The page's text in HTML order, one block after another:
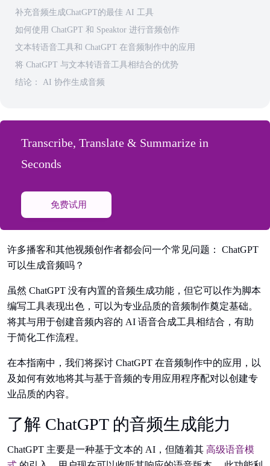
补充音频生成ChatGPT的最佳 AI 工具
如何使用 ChatGPT 和 Speaktor 进行音频创作
文本转语音工具和 ChatGPT 在音频制作中的应用
将 ChatGPT 与文本转语音工具相结合的优势
结论： AI 协作生成音频
Transcribe, Translate & Summarize in
Seconds
免费试用
许多播客和其他视频创作者都会问一个常见问题： ChatGPT
可以生成音频吗？
虽然 ChatGPT 没有内置的音频生成功能，但它可以作为脚本
编写工具表现出色，可以为专业品质的音频制作奠定基础。
将其与用于创建音频内容的 AI 语音合成工具相结合，有助
于简化工作流程。
在本指南中，我们将探讨 ChatGPT 在音频制作中的应用，以
及如何有效地将其与基于音频的专用应用程序配对以创建专
业品质的内容。
了解 ChatGPT 的音频生成能力
ChatGPT 主要是一种基于文本的 AI，但随着其 高级语音模